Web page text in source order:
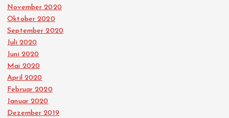
November 2020
Oktober 2020
September 2020
Juli 2020
Juni 2020
Mai 2020
April 2020
Februar 2020
Januar 2020
Dezember 2019